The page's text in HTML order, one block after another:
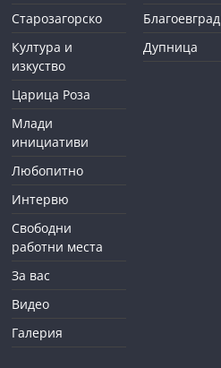
Старозагорско
Култура и
изкуство
Царица Роза
Млади
инициативи
Любопитно
Интервю
Свободни
работни места
За вас
Видео
Галерия
Благоевград
Дупница